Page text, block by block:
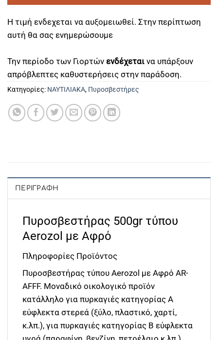
Η τιμή ενδεχεται να αυξομειωθεί. Στην περίπτωση
αυτή θα σας ενημερώσουμε
Την περίοδο των Γιορτών ενδέχεται να υπάρξουν
απρόβλεπτες καθυστερήσεις στην παράδοση.
Κατηγορίες: ΝΑΥΤΙΛΙΑΚΑ, Πυροσβεστήρες
ΠΕΡΙΓΡΑΦΉ
Πυροσβεστήρας 500gr τύπου
Aerozol με Αφρό
Πληροφορίες Προϊόντος
Πυροσβεστήρας τύπου Aerozol με Αφρό AR-
AFFF. Μοναδικό οικολογικό προϊόν
κατάλληλο για πυρκαγιές κατηγορίας Α
εύφλεκτα στερεά (ξύλο, πλαστικό, χαρτί,
κ.λπ.), για πυρκαγιές κατηγορίας Β εύφλεκτα